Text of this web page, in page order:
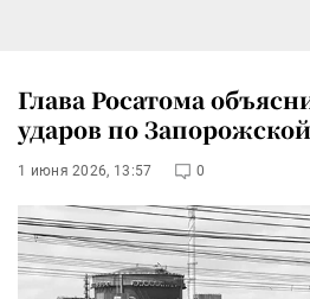
Глава Росатома
ударов по
1 июня 2026, 13:57 0